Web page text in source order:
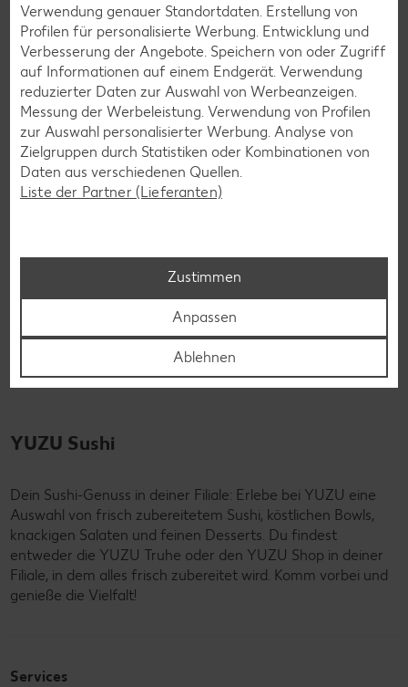
wechselnde Themenwelten. Lass dich von neuen Ideen und
bewährter Qualität begeistern. Schau doch mal vorbei!
YUZU Sushi
Dein Sushi-Genuss in deiner Filiale: Erlebe bei YUZU eine
Auswahl von frisch zubereitetem Sushi, köstlichen Bowls,
knackigen Salaten und feinen Desserts. Du findest
entweder die YUZU Truhe oder den YUZU Shop in deiner
Filiale, in dem alles frisch zubereitet wird. Komm vorbei und
genieße die Vielfalt!
Services
Verwendung genauer Standortdaten. Erstellung von
Profilen für personalisierte Werbung. Entwicklung und
Verbesserung der Angebote. Speichern von oder Zugriff
auf Informationen auf einem Endgerät. Verwendung
reduzierter Daten zur Auswahl von Werbeanzeigen.
Messung der Werbeleistung. Verwendung von Profilen
zur Auswahl personalisierter Werbung. Analyse von
Zielgruppen durch Statistiken oder Kombinationen von
Daten aus verschiedenen Quellen.
Liste der Partner (Lieferanten)
Zustimmen
Anpassen
Ablehnen